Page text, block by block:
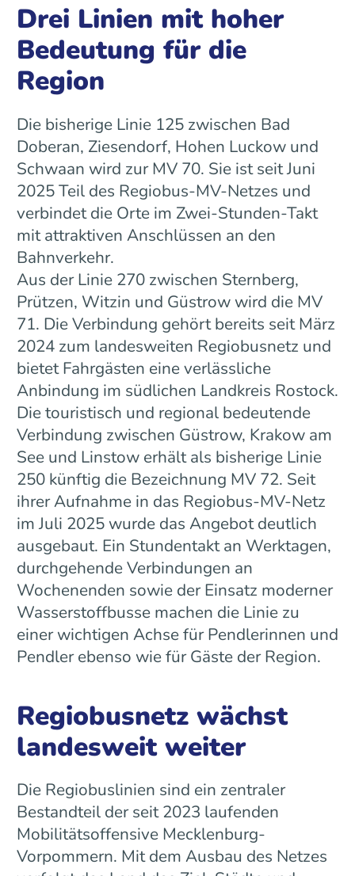
Drei Linien mit hoher
Bedeutung für die
Region
Die bisherige Linie 125 zwischen Bad
Doberan, Ziesendorf, Hohen Luckow und
Schwaan wird zur MV 70. Sie ist seit Juni
2025 Teil des Regiobus-MV-Netzes und
verbindet die Orte im Zwei-Stunden-Takt
mit attraktiven Anschlüssen an den
Bahnverkehr.
Aus der Linie 270 zwischen Sternberg,
Prützen, Witzin und Güstrow wird die MV
71. Die Verbindung gehört bereits seit März
2024 zum landesweiten Regiobusnetz und
bietet Fahrgästen eine verlässliche
Anbindung im südlichen Landkreis Rostock.
Die touristisch und regional bedeutende
Verbindung zwischen Güstrow, Krakow am
See und Linstow erhält als bisherige Linie
250 künftig die Bezeichnung MV 72. Seit
ihrer Aufnahme in das Regiobus-MV-Netz
im Juli 2025 wurde das Angebot deutlich
ausgebaut. Ein Stundentakt an Werktagen,
durchgehende Verbindungen an
Wochenenden sowie der Einsatz moderner
Wasserstoffbusse machen die Linie zu
einer wichtigen Achse für Pendlerinnen und
Pendler ebenso wie für Gäste der Region.
Regiobusnetz wächst
landesweit weiter
Die Regiobuslinien sind ein zentraler
Bestandteil der seit 2023 laufenden
Mobilitätsoffensive Mecklenburg-
Vorpommern. Mit dem Ausbau des Netzes